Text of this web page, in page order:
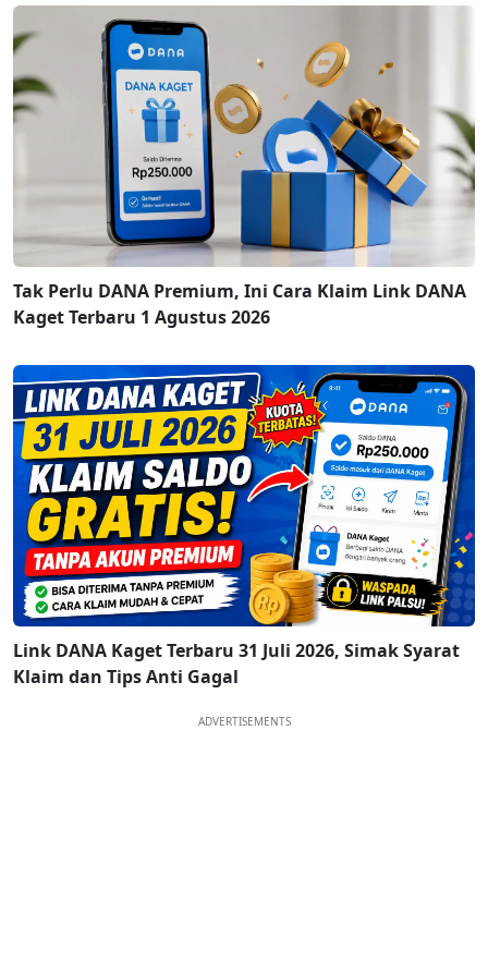
Tak Perlu DANA Premium, Ini Cara Klaim Link DANA
Kaget Terbaru 1 Agustus 2026
Link DANA Kaget Terbaru 31 Juli 2026, Simak Syarat
Klaim dan Tips Anti Gagal
ADVERTISEMENTS